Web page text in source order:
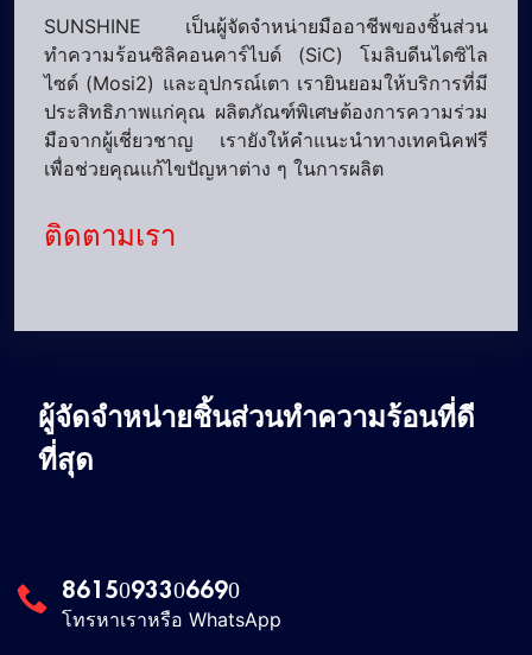
SUNSHINE เป็นผู้จัดจำหน่ายมืออาชีพของชิ้นส่วน
ทำความร้อนซิลิคอนคาร์ไบด์ (SiC) โมลิบดีนไดซิไล
ไซด์ (Mosi2) และอุปกรณ์เตา เรายินยอมให้บริการที่มี
ประสิทธิภาพแก่คุณ ผลิตภัณฑ์พิเศษต้องการความร่วม
มือจากผู้เชี่ยวชาญ เรายังให้คำแนะนำทางเทคนิคฟรี
เพื่อช่วยคุณแก้ไขปัญหาต่าง ๆ ในการผลิต
ติดตามเรา
ผู้จัดจำหน่ายชิ้นส่วนทำความร้อนที่ดี
ที่สุด
8615093306690
โทรหาเราหรือ WhatsApp